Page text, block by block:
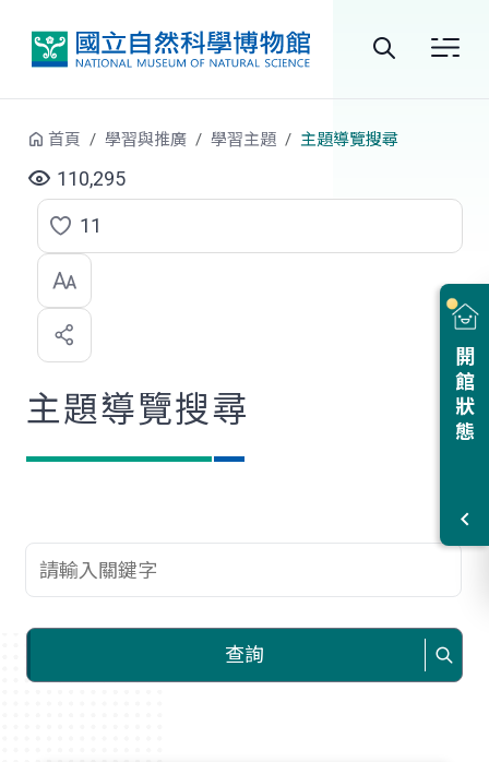
站
尋
開館狀態
首頁 學習與推廣 學習主題 主題導覽搜尋
110,295
點
選
喜
歡
11
主題導覽搜尋
查詢關鍵字
查詢